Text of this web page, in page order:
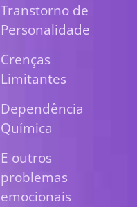
Transtorno de
Personalidade
Crenças
Limitantes
Dependência
Química
E outros
problemas
emocionais